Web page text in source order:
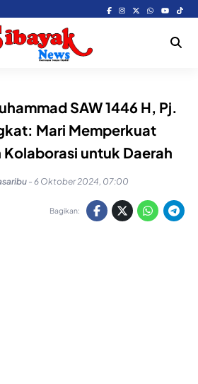
SAW 1446 H, Pj.
Mari Memperkuat
untuk Daerah
- 6 Oktober 2024, 07:00
Bagikan: